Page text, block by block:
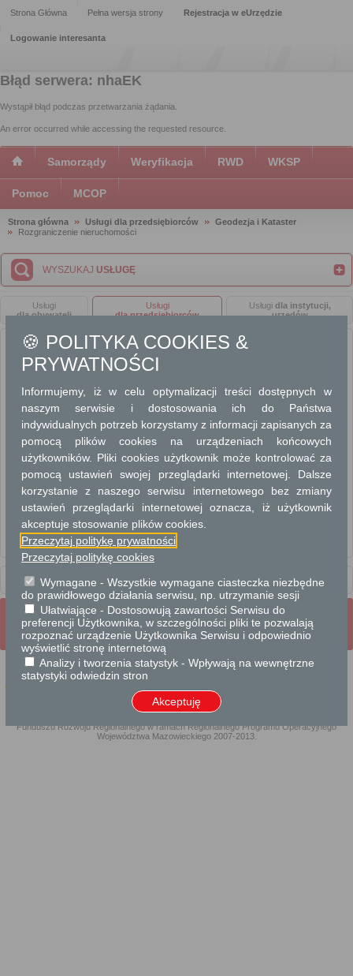
Strona Główna Pełna wersja strony Rejestracja w eUrzędzie
Logowanie interesanta
Błąd serwera: nhaEK
Wystąpił błąd podczas przetwarzania żądania.
An error occurred while accessing the requested resource.
Samorządy Weryfikacja RWD WKSP
Pomoc MCOP
Strona główna Usługi dla przedsiębiorców
Geodezja i Kataster
Rozgraniczenie nieruchomości
WYSZUKAJ USŁUGĘ
Usługi
dla obywateli
Usługi
dla przedsiębiorców
Usługi dla instytucji,
urzędów
EWIDENCJA GRUNTÓW I BUDYNKÓW
EWIDENCJA MIEJSCOWOŚCI, ULIC I ADRESÓW
GEODEZJA I KATASTER
ROZGRANICZENIE NIERUCHOMOŚCI
UZGADNIANIE USYTUOWANIA PROJEKTOWANYCH SIECI
UZBROJENIA TERENU
Rozgraniczenie nieruchomości
dla przedsiębiorców
Wrota Mazowsza
Strona mobilna
Strona Główna
Pełna wersja strony
Funduszu Rozwoju Regionalnego w ramach Regionalnego Programu Operacyjnego
Województwa Mazowieckiego 2007-2013.
🍪 POLITYKA COOKIES &
PRYWATNOŚCI
Informujemy, iż w celu optymalizacji treści dostępnych w
naszym serwisie i dostosowania ich do Państwa
indywidualnych potrzeb korzystamy z informacji zapisanych za
pomocą plików cookies na urządzeniach końcowych
użytkowników. Pliki cookies użytkownik może kontrolować za
pomocą ustawień swojej przeglądarki internetowej. Dalsze
korzystanie z naszego serwisu internetowego bez zmiany
ustawień przeglądarki internetowej oznacza, iż użytkownik
akceptuje stosowanie plików cookies.
Przeczytaj politykę prywatności
Przeczytaj politykę cookies
Wymagane - Wszystkie wymagane ciasteczka niezbędne
do prawidłowego działania serwisu, np. utrzymanie sesji
Ułatwiające - Dostosowują zawartości Serwisu do
preferencji Użytkownika, w szczególności pliki te pozwalają
rozpoznać urządzenie Użytkownika Serwisu i odpowiednio
wyświetlić stronę internetową
Analizy i tworzenia statystyk - Wpływają na wewnętrzne
statystyki odwiedzin stron
Akceptuję